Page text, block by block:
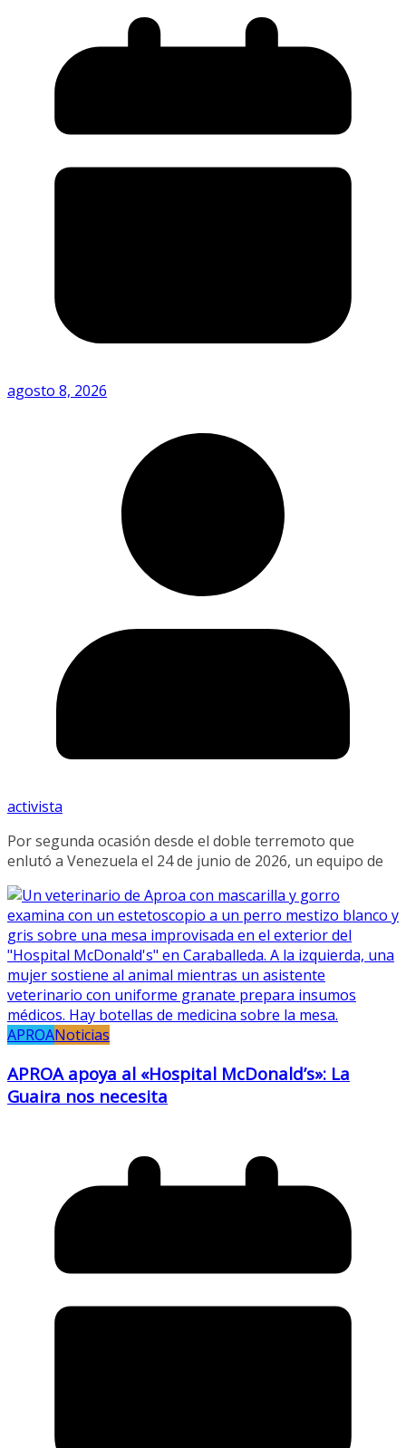
agosto 8, 2026
activista
Por segunda ocasión desde el doble terremoto que
enlutó a Venezuela el 24 de junio de 2026, un equipo de
APROANoticias
APROA apoya al «Hospital McDonald’s»: La
Guaira nos necesita